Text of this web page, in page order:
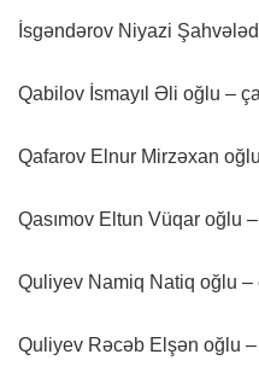
İsgəndərov Niyazi
Qabilov İsmayıl Əli oğlu –
Qafarov Elnur Mirzəxan
Qasımov Eltun Vüqar oğlu
Quliyev Namiq Natiq oğlu –
Quliyev Rəcəb Elşən oğlu